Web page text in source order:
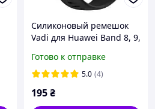
Силиконовый ремешок
Vadi для Huawei Band 8, 9,
Готово к отправке
5.0 (4)
195₴